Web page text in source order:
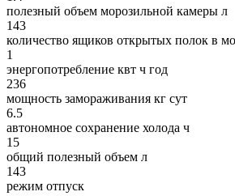
полезный объем морозильной камеры л
143
количество ящиков открытых полок в
1
энергопотребление квт ч год
236
мощность замораживания кг сут
6.5
автономное сохранение холода ч
15
общий полезный объем л
143
режим отпуск